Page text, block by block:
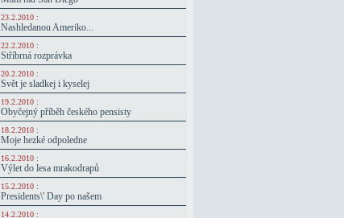
23.2.2010 :
Nashledanou Ameriko...
22.2.2010 :
Stříbrná rozprávka
20.2.2010 :
Svět je sladkej i kyselej
19.2.2010 :
Obyčejný příběh českého pensisty
18.2.2010 :
Moje hezké odpoledne
16.2.2010 :
Výlet do lesa mrakodrapů
15.2.2010 :
Presidents\' Day po našem
14.2.2010 :